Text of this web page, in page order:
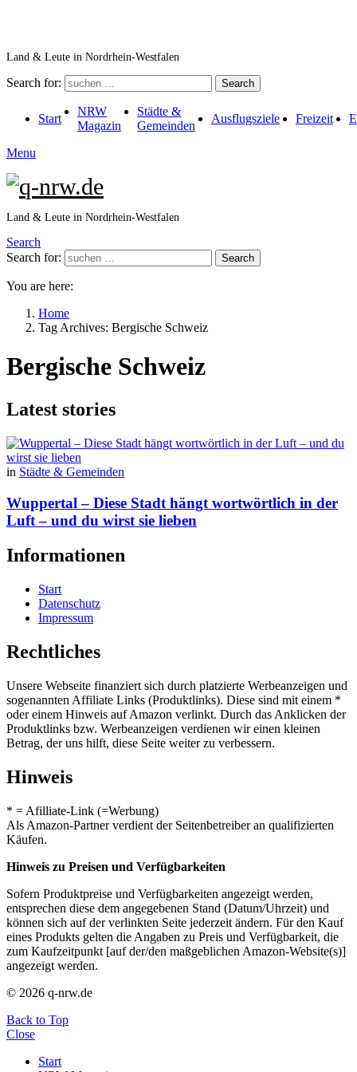
Land & Leute in Nordrhein-Westfalen
Search for: Search
Start
NRW
Magazin
Städte &
Gemeinden
Ausflugsziele Freizeit
Menu
Land & Leute in Nordrhein-Westfalen
Search
Search for:
Search
You are here:
Home
Tag Archives: Bergische Schweiz
Bergische Schweiz
Latest stories
in Städte & Gemeinden
Wuppertal – Diese Stadt hängt wortwörtlich in der
Luft – und du wirst sie lieben
Informationen
Start
Datenschutz
Impressum
Rechtliches
Unsere Webseite finanziert sich durch platzierte Werbeanzeigen und
sogenannten Affiliate Links (Produktlinks). Diese sind mit einem *
oder einem Hinweis auf Amazon verlinkt. Durch das Anklicken der
Produktlinks bzw. Werbeanzeigen verdienen wir einen kleinen
Betrag, der uns hilft, diese Seite weiter zu verbessern.
Hinweis
* = Afilliate-Link (=Werbung)
Als Amazon-Partner verdient der Seitenbetreiber an qualifizierten
Käufen.
Hinweis zu Preisen und Verfügbarkeiten
Sofern Produktpreise und Verfügbarkeiten angezeigt werden,
entsprechen diese dem angegebenen Stand (Datum/Uhrzeit) und
können sich auf der verlinkten Seite jederzeit ändern. Für den Kauf
eines Produkts gelten die Angaben zu Preis und Verfügbarkeit, die
zum Kaufzeitpunkt [auf der/den maßgeblichen Amazon-Website(s)]
angezeigt werden.
© 2026 q-nrw.de
Back to Top
Close
Start